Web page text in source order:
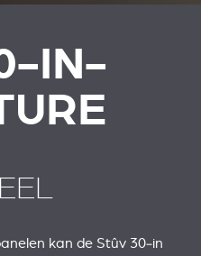
IN-
kan de Stûv 30‑in